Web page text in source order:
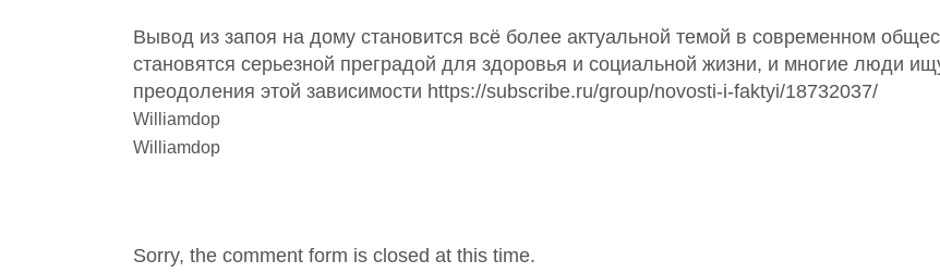
Вывод из запоя на дому становится всё более актуальной темой в современном
становятся серьезной преградой для здоровья и социальной жизни, и многие люди
преодоления этой зависимости https://subscribe.ru/group/novosti-i-faktyi/18732037/
Williamdop
Williamdop
Sorry, the comment form is closed at this time.